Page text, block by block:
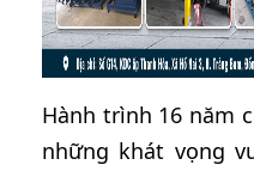
Hành trình 16 năm
những khát vọng